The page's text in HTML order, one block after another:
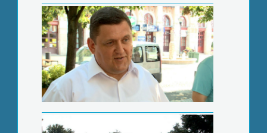
Szezonzáró